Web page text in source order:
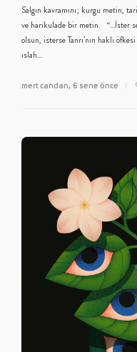
Salgın kavramını; kurgu metin,
ve harikulade bir metin. “…İster
olsun, isterse Tanrı’nın haklı
ıslah…
mert candan, 6 sene önce